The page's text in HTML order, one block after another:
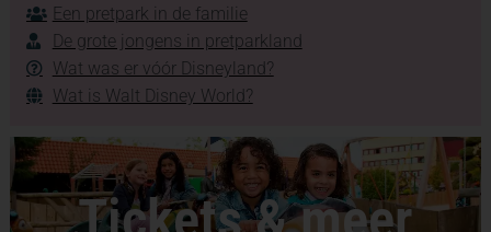
Een pretpark in de familie
De grote jongens in pretparkland
Wat was er vóór Disneyland?
Wat is Walt Disney World?